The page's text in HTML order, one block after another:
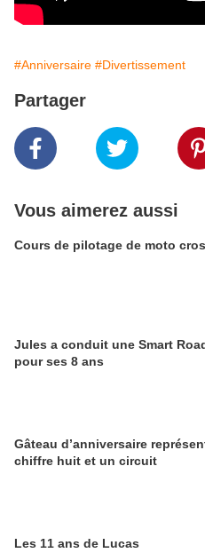
#Anniversaire #Divertissement
Partager
Vous aimerez aussi
Cours de pilotage de moto
Jules a conduit une Smart
pour ses 8 ans
Gâteau d’anniversaire
chiffre huit et un circuit
Les 11 ans de Lucas